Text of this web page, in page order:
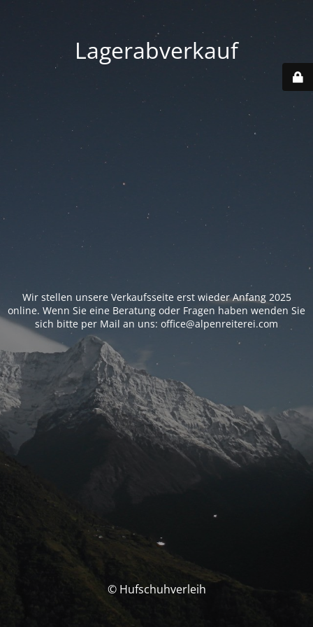
Lagerabverkauf
Wir stellen unsere Verkaufsseite erst wieder Anfang 2025
online. Wenn Sie eine Beratung oder Fragen haben wenden Sie
sich bitte per Mail an uns: office@alpenreiterei.com
© Hufschuhverleih